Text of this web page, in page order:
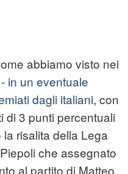
abbiamo visto nei
in un eventuale
dagli italiani, con
di 3 punti percentuali
risalita della Lega
che assegnato
al partito di Matteo